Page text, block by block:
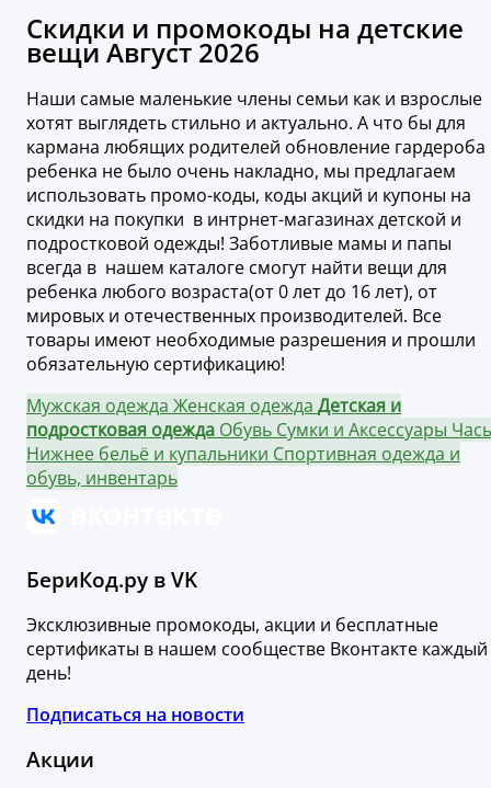
Скидки и промокоды на детские
вещи Август 2026
Наши самые маленькие члены семьи как и взрослые
хотят выглядеть стильно и актуально. А что бы для
кармана любящих родителей обновление гардероба
ребенка не было очень накладно, мы предлагаем
использовать промо-коды, коды акций и купоны на
скидки на покупки в интрнет-магазинах детской и
подростковой одежды! Заботливые мамы и папы
всегда в нашем каталоге смогут найти вещи для
ребенка любого возраста(от 0 лет до 16 лет), от
мировых и отечественных производителей. Все
товары имеют необходимые разрешения и прошли
обязательную сертификацию!
Мужская одежда Женская одежда Детская и
подростковая одежда Обувь Сумки и Аксессуары
Нижнее бельё и купальники Спортивная одежда и
обувь, инвентарь
БериКод.ру в VK
Эксклюзивные промокоды, акции и бесплатные
сертификаты в нашем сообществе Вконтакте каждый
день!
Подписаться на новости
Акции